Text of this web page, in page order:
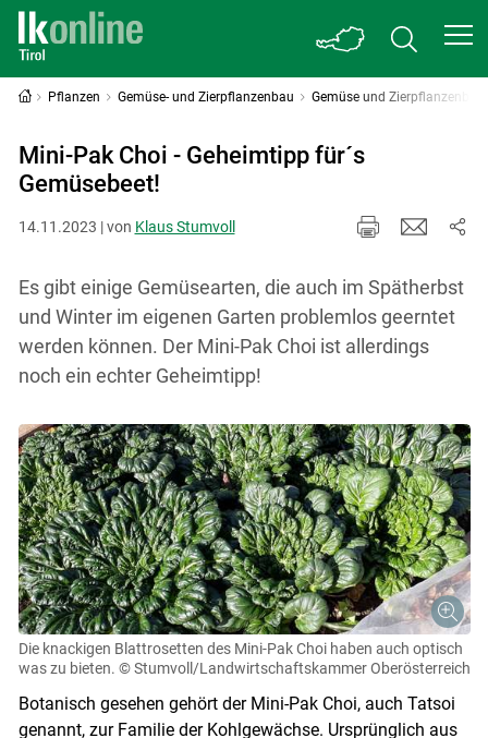
Pflanzen Gemüse- und Zierpflanzenbau Gemüse und
Mini-Pak Choi - Geheimtipp für´s
Gemüsebeet!
14.11.2023 | von Klaus Stumvoll
Es gibt einige Gemüsearten, die auch im Spätherbst
und Winter im eigenen Garten problemlos geerntet
werden können. Der Mini-Pak Choi ist allerdings
noch ein echter Geheimtipp!
Die knackigen Blattrosetten des Mini-Pak Choi haben auch optisch
was zu bieten. © Stumvoll/Landwirtschaftskammer Oberösterreich
Botanisch gesehen gehört der Mini-Pak Choi, auch Tatsoi
genannt, zur Familie der Kohlgewächse. Ursprünglich aus